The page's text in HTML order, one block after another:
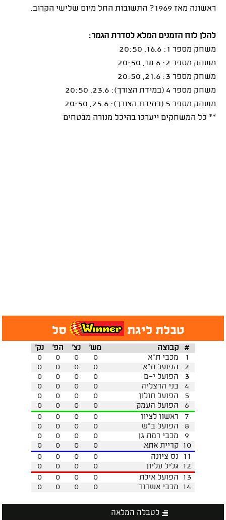
ראשונה מאז 1969? התשובות החל מיום שלישי הקרוב.
להלן לוח הזמנים המלא לסדרת הגמר:
משחק מספר 1: 16.6, 20:50
משחק מספר 2: 18.6, 20:50
משחק מספר 3: 21.6, 20:50
משחק מספר 4 (במידת הצורך): 23.6, 20:50
משחק מספר 5 (במידת הצורך): 25.6, 20:50
** כל המשחקים ייערכו בהיכל מנורה מבטחים
טבלת ליגת סל
נק' הפ' נצ' מש' קבוצה
#
0
0 0 0 מכבי ת"א
1
0
0 0 0 הפועל ת"א
2
0
0 0 0 הפועל י-ם
3
0
0 0 0 בני הרצליה
4
0
0 0 0 הפועל חולון
5
0
0 0 0 הפועל העמק
6
0
0 0 0 ראשון לציון
7
0
0 0 0 הפועל ב"ש
8
0
0 0 0 מכבי רמת גן
9
0
0 0 0 קריית אתא 10
0
0 0 0 נס ציונה
11
0
0 0 0 גליל עליון 12
0
0 0 0 הפועל אילת
13
0
0 0 0 מכבי אשדוד 14
לטבלה המלאה